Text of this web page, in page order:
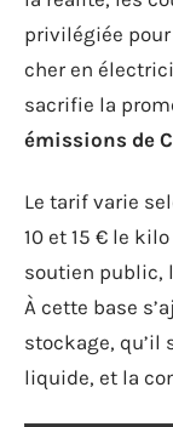
privilégiée
cher en
sacrifie la
émissions de
Le tarif varie
10 et 15 € le
soutien public,
À cette base
stockage, qu’il
liquide, et la